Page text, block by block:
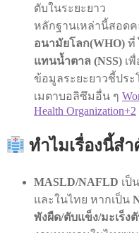
ตับในระยะยาว
หลักฐานเหล่านี้สอด
อนามัยโลก(WHO) ที่
แทนน้ำตาล (NSS) เ
ข้อมูลระยะยาวชี้ปร
เมตาบอลิซึมอื่น ๆ
Health Organization+2
ทำไมเรื่องนี้ส
MASLD/NAFLD เป็
และในไทย หากเป็น
พังผืด/ตับแข็ง/มะเร็ง